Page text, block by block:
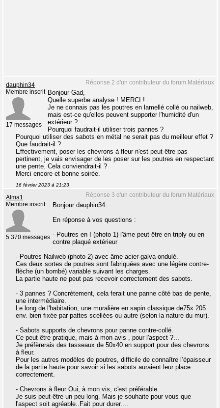
Réponse 2 d'un contributeur du forum Matériaux
dauphin34
Membre inscrit
17 messages
Bonjour Gad,
Quelle superbe analyse ! MERCI !
Je ne connais pas les poutres en lamellé collé ou nailweb,
mais est-ce qu'elles peuvent supporter l'humidité d'un
extérieur ?
Pourquoi faudrait-il utiliser trois pannes ?
Pourquoi utiliser des sabots en métal ne serait pas du meilleur effet ?
Que faudrait-il ?
Effectivement, poser les chevrons à fleur n'est peut-être pas
pertinent, je vais envisager de les poser sur les poutres en respectant
une pente. Cela conviendrait-il ?
Merci encore et bonne soirée.
16 février 2023 à 21:23
Réponse 3 d'un contributeur du forum Matériaux
Alma1
Membre inscrit
5 370 messages
Bonjour dauphin34.
En réponse à vos questions :
- Poutres en I (photo 1) l'âme peut être en triply ou en
contre plaqué extérieur
- Poutres Nailweb (photo 2) avec âme acier galva ondulé.
Ces deux sortes de poutres sont fabriquées avec une légère contre-
flèche (un bombé) variable suivant les charges.
La partie haute ne peut pas recevoir correctement des sabots.
- 3 pannes ? Concrètement, cela ferait une panne côté bas de pente,
une intermédiaire.
Le long de l'habitation, une muralière en sapin classique de75x 205
env. bien fixée par pattes scellées ou autre (selon la nature du mur).
- Sabots supports de chevrons pour panne contre-collé.
Ce peut être pratique, mais à mon avis , pour l'aspect ?...
Je préfèrerais des tasseaux de 50x40 en support pour des chevrons
à fleur.
Pour les autres modèles de poutres, difficile de connaître l’épaisseur
de la partie haute pour savoir si les sabots auraient leur place
correctement.
- Chevrons à fleur Oui, à mon vis, c'est préférable.
Je suis peut-être un peu long. Mais je souhaite pour vous que
l'aspect soit agréable..Fait pour durer....